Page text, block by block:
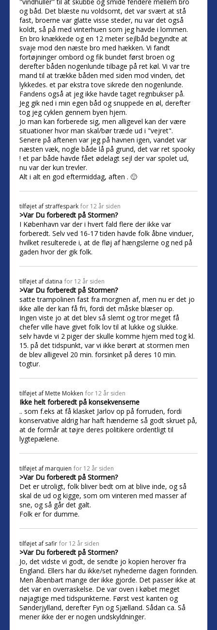
og båd. Det blæste nu voldsomt, det var svært at stå
fast, broerne var glatte visse steder, nu var det også
koldt, så på med vinterhuen som jeg havde i lommen.
En bro knækkede og en 12 meter sejlbåd begyndte at
svaje mod den næste bro med hækken. Vi fandt
fortøjninger ombord og fik bundet først broen og
derefter båden nogenlunde tilbage på ret køl. Vi var tre
mand til at trække båden med siden mod vinden, det
lykkedes. et par ekstra tove sikrede den nogenlunde.
Fandens også at jeg ikke havde taget regnbukser på.
Jeg gik ned i min egen båd og snuppede en øl, derefter
tog jeg cyklen gennem byen hjem.
Jo man kan forberede sig, men alligevel kan der være
situationer hvor man skal/bør træde ud i "vejret".
Senere på aftenen var jeg på havnen igen, vandet var
næsten væk, nogle både lå på grund, det var ret spooky
! et par både havde fået ødelagt sejl der var spolet ud,
nu var der kun trevler.
Alt i alt en god eftermiddag, aften . 🙂
tilføjet af straffespark for 12 år siden
>Var Du forberedt på Stormen?
I København var der i hvert fald flere der ikke var
forberedt. Selv ved 16-17 tiden havde folk åbne vinduer,
hvilket resulterede i, at de fløj af hængslerne og ned på
gaden hvor der gik folk.
tilføjet af datina for 12 år siden
>Var Du forberedt på Stormen?
satte trampolinen fast fra morgnen af, men nu er det jo
ikke alle der kan få fri, fordi det måske blæser op.
Ingen viste jo at det blev så slemt og tror meget få
chefer ville have givet folk lov til at lukke og slukke.
selv havde vi 2 piger der skulle komme hjem med tog kl.
15. på det tidspunkt, var vi ikke berørt at stormen men
de blev alligevel 20 min. forsinket på deres 10 min.
togtur.
tilføjet af Mette Mokken for 12 år siden
Ikke helt forberedt på konsekvenserne
.. som f.eks at få klasket Jarlov op på forruden, fordi
konservative aldrig har haft hænderne så godt skruet på,
at de formår at tøjre deres politikere ordentligt til
lygtepælene.
tilføjet af marquien for 12 år siden
>Var Du forberedt på Stormen?
Det er utroligt, folk bliver bedt om at blive inde, og så
skal de ud og kigge, som om vinteren med masser af
sne, og så går det galt.
Folk er for dumme.
tilføjet af safir for 12 år siden
>Var Du forberedt på Stormen?
Jo, det vidste vi godt, de sendte jo kopien herover fra
England. Ellers har du ikke/set nyhederne dagen forinden.
Men åbenbart mange der ikke gjorde. Det passer ikke at
det var en overraskelse. De var oven i købet meget
nøjagtige med tidspunkterne. Først vest kanten og
Sønderjylland, derefter Fyn og Sjælland. Sådan ca. Så
mener ikke der er nogen undskyldninger.